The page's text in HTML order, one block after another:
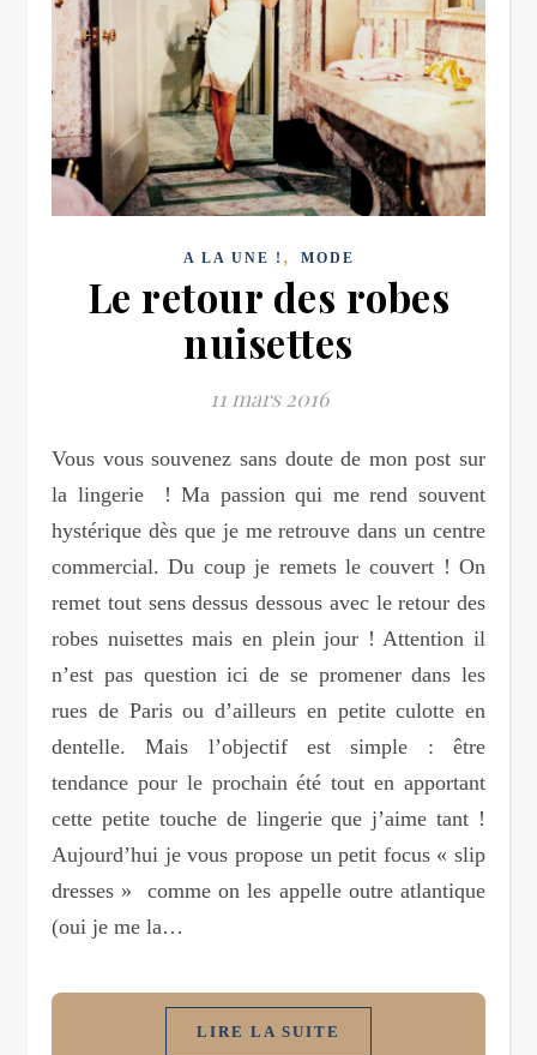
A LA UNE ! , MODE
Le retour des robes
nuisettes
11 mars 2016
Vous vous souvenez sans doute de mon post sur
la lingerie ! Ma passion qui me rend souvent
hystérique dès que je me retrouve dans un centre
commercial. Du coup je remets le couvert ! On
remet tout sens dessus dessous avec le retour des
robes nuisettes mais en plein jour ! Attention il
n’est pas question ici de se promener dans les
rues de Paris ou d’ailleurs en petite culotte en
dentelle. Mais l’objectif est simple : être
tendance pour le prochain été tout en apportant
cette petite touche de lingerie que j’aime tant !
Aujourd’hui je vous propose un petit focus « slip
dresses » comme on les appelle outre atlantique
(oui je me la…
LIRE LA SUITE